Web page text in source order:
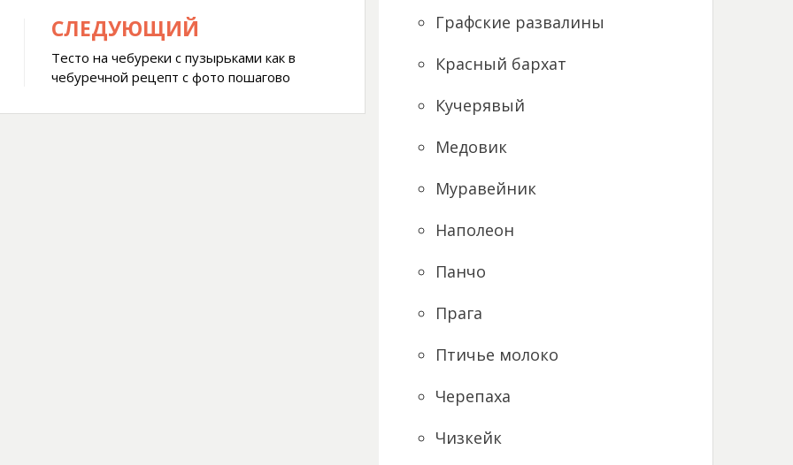
СЛЕДУЮЩИЙ
Тесто на чебуреки с пузырьками как в
чебуречной рецепт с фото пошагово
Графские развалины
Красный бархат
Кучерявый
Медовик
Муравейник
Наполеон
Панчо
Прага
Птичье молоко
Черепаха
Чизкейк